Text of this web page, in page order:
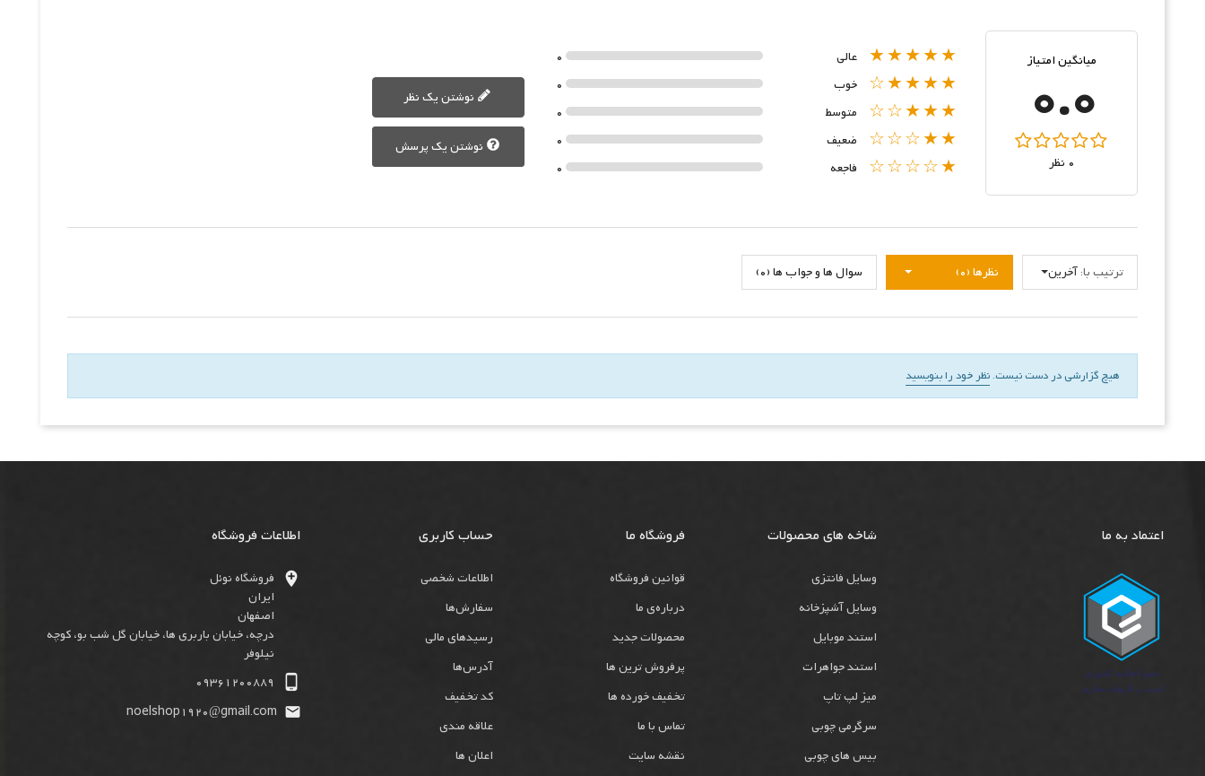
میانگین امتیاز
0.0
0 نظر
★★★★★ عالی 0
★★★★☆ خوب 0
★★★☆☆ متوسط 0
★★☆☆☆ ضعیف 0
★☆☆☆☆ فاجعه 0
نوشتن یک نظر
نوشتن یک پرسش
نظرها (0) سوال ها و جواب ها (0) ترتیب با:آخرین
هیچ گزارشی در دست نیست. نظر خود را بنویسید
اعتماد به ما شاخه های محصولات
وسایل فانتزی
وسایل آشپزخانه
استند موبایل
استند جواهرات
میز لپ تاپ
سرگرمی چوبی
بیس های چوبی
فروشگاه ما
قوانین فروشگاه
درباره‌ی ما
محصولات جدید
پرفروش ترین ها
تخفیف خورده ها
تماس با ما
نقشه سایت
حساب کاربری
اطلاعات شخصی
سفارش‌ها
رسیدهای مالی
آدرس‌ها
کد تخفیف
علاقه مندی
اعلان ها
اطلاعات فروشگاه

فروشگاه نوئل
ایران
اصفهان
درچه، خیابان باربری ها، خیابان گل شب بو، کوچه
نیلوفر

09361200889

noelshop1920@gmail.com